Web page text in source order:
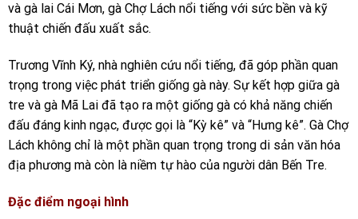
và gà lai Cái Mơn, gà Chợ Lách nổi tiếng với sức bền và kỹ
thuật chiến đấu xuất sắc.
Trương Vĩnh Ký, nhà nghiên cứu nổi tiếng, đã góp phần quan
trọng trong việc phát triển giống gà này. Sự kết hợp giữa gà
tre và gà Mã Lai đã tạo ra một giống gà có khả năng chiến
đấu đáng kinh ngạc, được gọi là “Kỳ kê” và “Hưng kê”. Gà Chợ
Lách không chỉ là một phần quan trọng trong di sản văn hóa
địa phương mà còn là niềm tự hào của người dân Bến Tre.
Đặc điểm ngoại hình